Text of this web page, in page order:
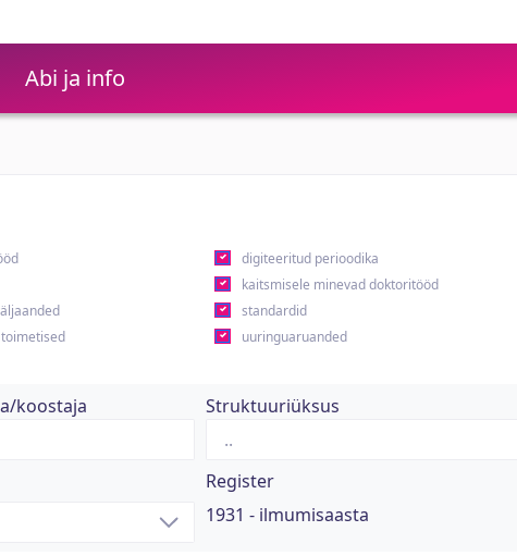
Abi ja info
digiteeritud perioodika
kaitsmisele minevad doktoritööd
standardid
uuringuaruanded
koostaja Struktuuriüksus
Register
1931 - ilmumisaasta